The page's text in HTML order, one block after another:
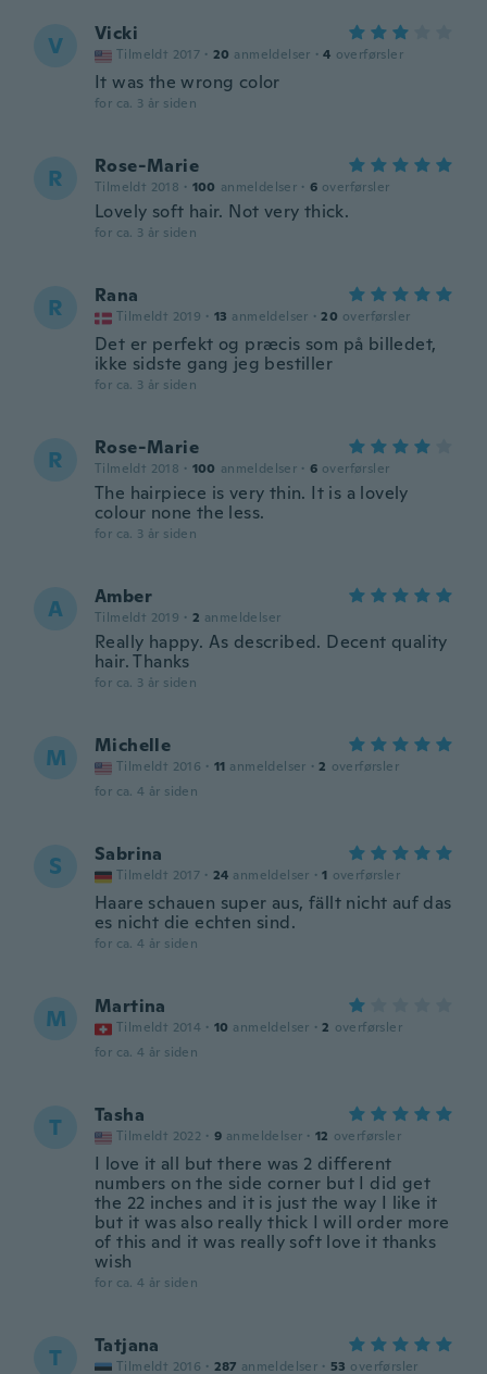
V Vicki
Tilmeldt 2017 · 20 anmeldelser · 4 overførsler
It was the wrong color
for ca. 3 år siden
R Rose-Marie
Tilmeldt 2018 · 100 anmeldelser · 6 overførsler
Lovely soft hair. Not very thick.
for ca. 3 år siden
R Rana
Tilmeldt 2019 · 13 anmeldelser · 20 overførsler
Det er perfekt og præcis som på billedet,
ikke sidste gang jeg bestiller
for ca. 3 år siden
R Rose-Marie
Tilmeldt 2018 · 100 anmeldelser · 6 overførsler
The hairpiece is very thin. It is a lovely
colour none the less.
for ca. 3 år siden
A Amber
Tilmeldt 2019 · 2 anmeldelser
Really happy. As described. Decent quality
hair. Thanks
for ca. 3 år siden
M Michelle
Tilmeldt 2016 · 11 anmeldelser · 2 overførsler
for ca. 4 år siden
S Sabrina
Tilmeldt 2017 · 24 anmeldelser · 1 overførsler
Haare schauen super aus, fällt nicht auf das
es nicht die echten sind.
for ca. 4 år siden
M Martina
Tilmeldt 2014 · 10 anmeldelser · 2 overførsler
for ca. 4 år siden
T Tasha
Tilmeldt 2022 · 9 anmeldelser · 12 overførsler
I love it all but there was 2 different
numbers on the side corner but I did get
the 22 inches and it is just the way I like it
but it was also really thick I will order more
of this and it was really soft love it thanks
wish
for ca. 4 år siden
T Tatjana
Tilmeldt 2016 · 287 anmeldelser · 53 overførsler